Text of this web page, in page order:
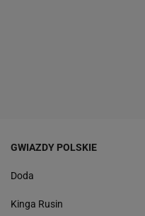
GWIAZDY POLSKIE
Doda
Kinga Rusin